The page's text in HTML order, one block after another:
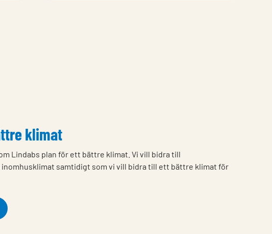
klimat
Lindabs plan för ett bättre klimat. Vi vill bidra till
samtidigt som vi vill bidra till ett bättre klimat för